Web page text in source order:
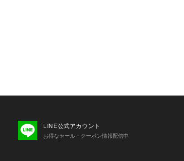
LINE公式アカウント
お得なセール・クーポン情報配信中